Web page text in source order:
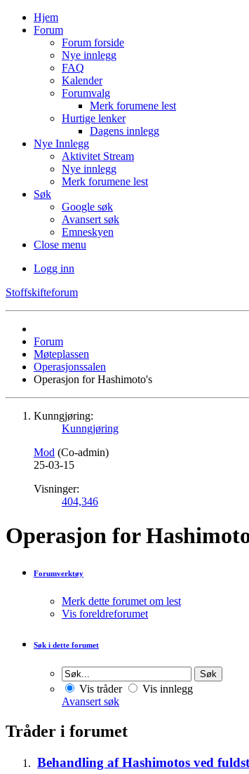
Hjem
Forum
Forum forside
Nye innlegg
FAQ
Kalender
Forumvalg
Merk forumene lest
Hurtige lenker
Dagens innlegg
Nye Innlegg
Aktivitet Stream
Nye innlegg
Merk forumene lest
Søk
Google søk
Avansert søk
Emneskyen
Close menu
Logg inn
Stoffskifteforum
Forum
Møteplassen
Operasjonssalen
Operasjon for Hashimoto's
Kunngjøring:
Kunngjøring
Mod (Co-admin)
25-03-15
Visninger:
404,346
Operasjon for
Forumverktøy
Merk dette forumet om lest
Vis foreldreforumet
Søk i dette forumet
Vis tråder
Vis innlegg
Avansert søk
Tråder i forumet
Behandling af Hashimotos ved